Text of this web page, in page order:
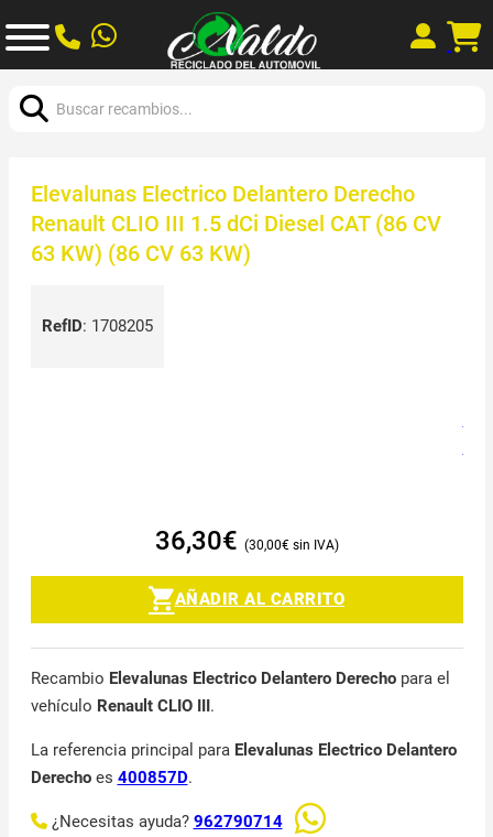
Elevalunas Electrico Delantero Derecho
Renault CLIO III 1.5 dCi Diesel CAT (86 CV
63 KW) (86 CV 63 KW)
RefID: 1708205
36,30€ 30,00€
AÑADIR AL CARRITO
Recambio Elevalunas Electrico Delantero Derechopara el
vehículo Renault CLIO III.
La referencia principal para Elevalunas Electrico Delantero
Derechoes 400857D.
¿Necesitas ayuda? 962790714